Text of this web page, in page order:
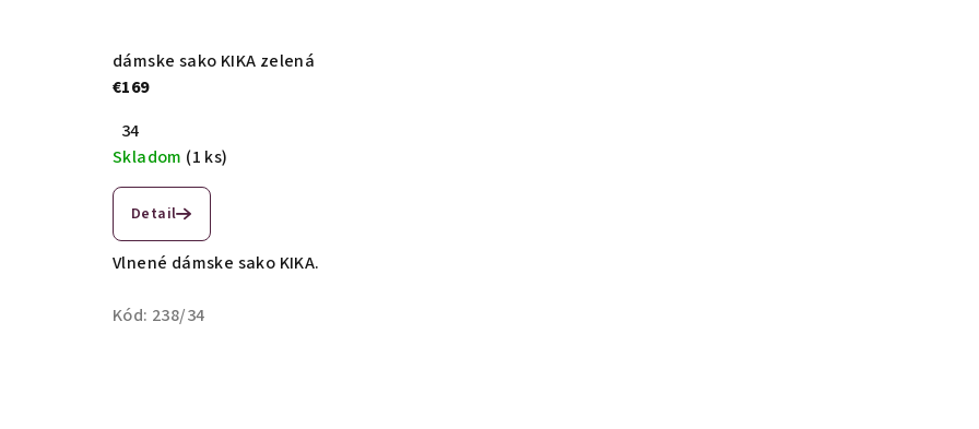
dámske sako KIKA zelená
€169
34
Skladom (1 ks)
Detail
Vlnené dámske sako KIKA.
Kód: 238/34